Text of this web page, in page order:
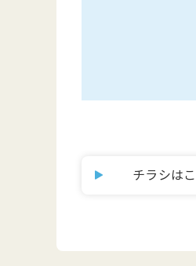
チラシは